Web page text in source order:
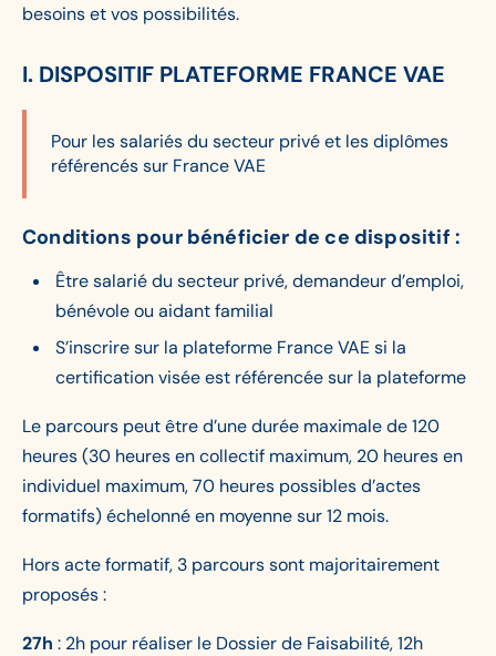
besoins et vos possibilités.
I. DISPOSITIF PLATEFORME FRANCE VAE
Pour les salariés du secteur privé et les diplômes
référencés sur France VAE
Conditions pour bénéficier de ce dispositif :
Être salarié du secteur privé, demandeur d’emploi,
bénévole ou aidant familial
S’inscrire sur la plateforme France VAE si la
certification visée est référencée sur la plateforme
Le parcours peut être d’une durée maximale de 120
heures (30 heures en collectif maximum, 20 heures en
individuel maximum, 70 heures possibles d’actes
formatifs) échelonné en moyenne sur 12 mois.
Hors acte formatif, 3 parcours sont majoritairement
proposés :
27h : 2h pour réaliser le Dossier de Faisabilité, 12h